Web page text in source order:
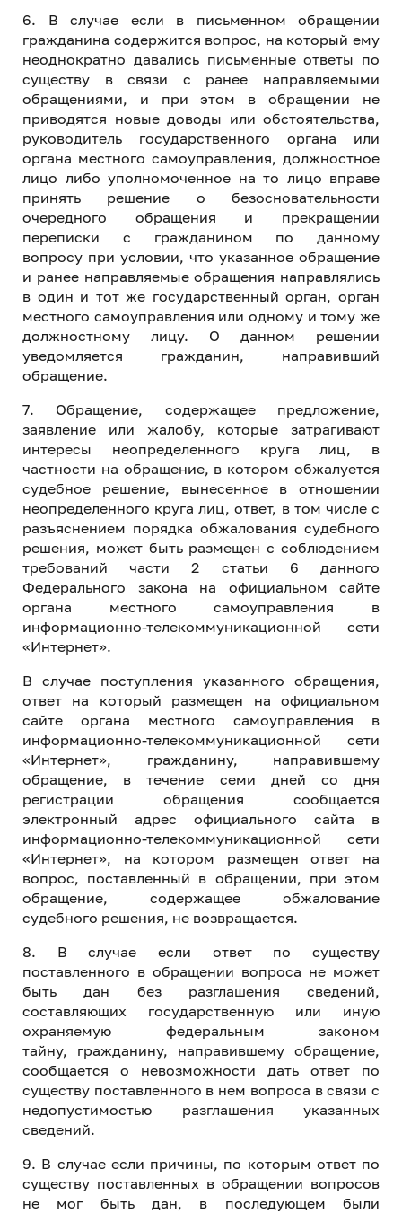
6. В случае если в письменном обращении
гражданина содержится вопрос, на который ему
неоднократно давались письменные ответы по
существу в связи с ранее направляемыми
обращениями, и при этом в обращении не
приводятся новые доводы или обстоятельства,
руководитель государственного органа или
органа местного самоуправления, должностное
лицо либо уполномоченное на то лицо вправе
принять решение о безосновательности
очередного обращения и прекращении
переписки с гражданином по данному
вопросу при условии, что указанное обращение
и ранее направляемые обращения направлялись
в один и тот же государственный орган, орган
местного самоуправления или одному и тому же
должностному лицу. О данном решении
уведомляется гражданин, направивший
обращение.
7. Обращение, содержащее предложение,
заявление или жалобу, которые затрагивают
интересы неопределенного круга лиц, в
частности на обращение, в котором обжалуется
судебное решение, вынесенное в отношении
неопределенного круга лиц, ответ, в том числе с
разъяснением порядка обжалования судебного
решения, может быть размещен с соблюдением
требований части 2 статьи 6 данного
Федерального закона на официальном сайте
органа местного самоуправления в
информационно-телекоммуникационной сети
«Интернет».
В случае поступления указанного обращения,
ответ на который размещен на официальном
сайте органа местного самоуправления в
информационно-телекоммуникационной сети
«Интернет», гражданину, направившему
обращение, в течение семи дней со дня
регистрации обращения сообщается
электронный адрес официального сайта в
информационно-телекоммуникационной сети
«Интернет», на котором размещен ответ на
вопрос, поставленный в обращении, при этом
обращение, содержащее обжалование
судебного решения, не возвращается.
8. В случае если ответ по существу
поставленного в обращении вопроса не может
быть дан без разглашения сведений,
составляющих государственную или иную
охраняемую федеральным законом
тайну, гражданину, направившему обращение,
сообщается о невозможности дать ответ по
существу поставленного в нем вопроса в связи с
недопустимостью разглашения указанных
сведений.
9. В случае если причины, по которым ответ по
существу поставленных в обращении вопросов
не мог быть дан, в последующем были